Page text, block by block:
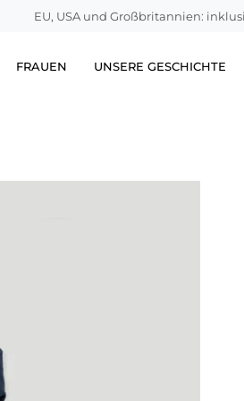
EU, USA und Großbritannien:
FRAUEN UNSERE GESCHICHTE